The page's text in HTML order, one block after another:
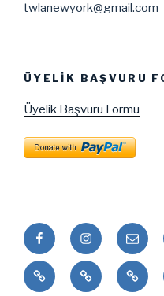
twlanewyork@gmail.com
ÜYELIK BAŞVURU
Üyelik Başvuru Formu
FacebookInstagramEmail
Painting
Contest
Dans
Okulu
Okul